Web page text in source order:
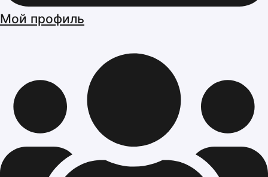
Мой профиль